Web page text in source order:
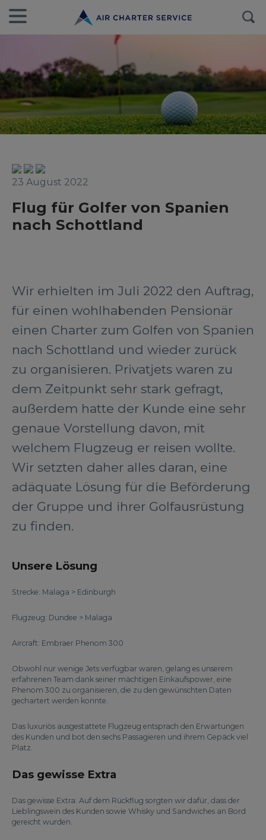
23 August 2022
Flug für Golfer von Spanien
nach Schottland
Wir erhielten im Juli 2022 den Auftrag,
für einen wohlhabenden Pensionär
einen Charter zum Golfen von Spanien
nach Schottland und wieder zurück
zu organisieren. Privatjets waren zu
dem Zeitpunkt sehr stark gefragt,
außerdem hatte der Kunde eine sehr
genaue Vorstellung davon, mit
welchem Flugzeug er reisen wollte.
Wir setzten daher alles daran, eine
adäquate Lösung für die Beförderung
der Gruppe und ihrer Golfausrüstung
zu finden.
Unsere Lösung
Strecke: Malaga > Edinburgh
Flugzeug: Dundee > Malaga
Aircraft: Embraer Phenom 300
Obwohl nur wenige Jets verfügbar waren, gelang es unserem
erfahrenen Team dank seiner mächtigen Einkaufspower, eine
Phenom 300 zu organisieren, die zu den gewünschten Daten
gechartert werden konnte.
Das luxuriös ausgestattete Flugzeug entsprach den Erwartungen
des Kunden und bot den sechs Passagieren und ihrem Gepäck viel
Platz.
Das gewisse Extra
Das gewisse Extra: Auf dem Rückflug sorgten wir dafür, dass der
Lieblingswein des Kunden sowie Whisky und Sandwiches an Bord
gereicht wurden.